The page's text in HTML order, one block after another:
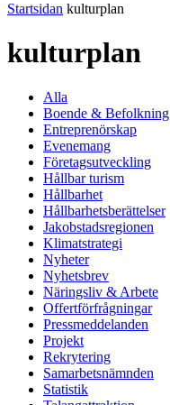
Startsidan kulturplan
kulturplan
Alla
Boende & Befolkning
Entreprenörskap
Evenemang
Företagsutveckling
Hållbar turism
Hållbarhet
Hållbarhetsberättelser
Jakobstadsregionen
Klimatstrategi
Nyheter
Nyhetsbrev
Näringsliv & Arbete
Offertförfrågningar
Pressmeddelanden
Projekt
Rekrytering
Samarbetsnämnden
Statistik